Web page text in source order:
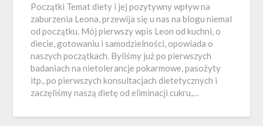
Początki Temat diety i jej pozytywny wpływ na
zaburzenia Leona, przewija się u nas na blogu niemal
od początku. Mój pierwszy wpis Leon od kuchni, o
diecie, gotowaniu i samodzielności, opowiada o
naszych początkach. Byliśmy już po pierwszych
badaniach na nietolerancje pokarmowe, pasożyty
itp., po pierwszych konsultacjach dietetycznych i
zaczęliśmy naszą dietę od eliminacji cukru,…